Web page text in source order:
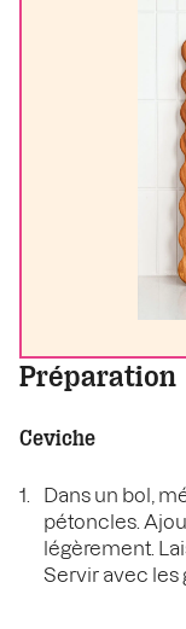
Préparation
Ceviche
Dans un bol,
pétoncles.
légèrement.
Servir avec les